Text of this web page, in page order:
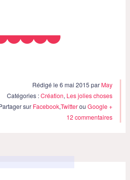
Rédigé le 6 mai 2015 par May
Catégories :Création, Les jolies choses
sur Facebook,TwitterouGoogle +
12 commentaires